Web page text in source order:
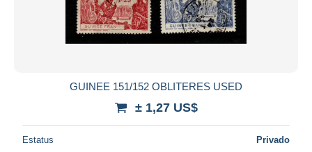
GUINEE 151/152 OBLITERES USED
± 1,27 US$
Estatus Privado